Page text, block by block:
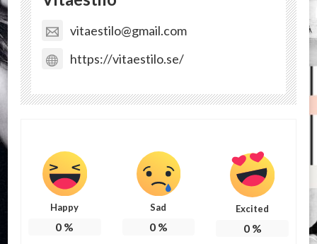
vitaestilo@gmail.com
https://vitaestilo.se/
Happy
0 %
Sad
0%
Excited
0%